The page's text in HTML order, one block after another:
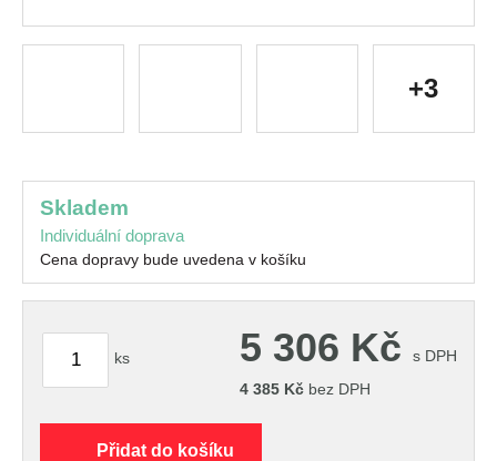
+3
skladem
Individuální doprava
Cena dopravy bude uvedena v košíku
ks 5 306 Kč
s DPH
4 385 Kč bez DPH
Přidat do košíku